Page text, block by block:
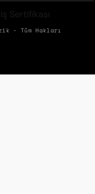
MISIN?
dönüştürerek ortaya
- Tüm Hakları